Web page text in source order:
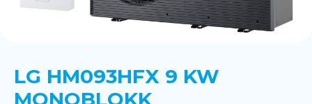
LG HM093HFX 9 KW
MONOBLOKK